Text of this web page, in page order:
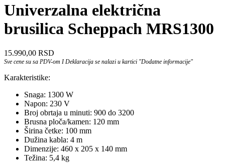
Univerzalna električna
brusilica Scheppach MRS1300
15.990,00 RSD
Sve cene su sa PDV-om I Deklaracija se nalazi u kartici "Dodatne informacije"
Karakteristike:
Snaga: 1300 W
Napon: 230 V
Broj obrtaja u minuti: 900 do 3200
Brusna ploča/kamen: 120 mm
Širina četke: 100 mm
Dužina kabla: 4 m
Dimenzije: 460 x 205 x 140 mm
Težina: 5,4 kg